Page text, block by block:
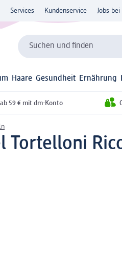
Services Kundenservice Jobs bei
Suchen und finden
Haare Gesundheit Ernährung
59 € mit dm-Konto
Tortelloni